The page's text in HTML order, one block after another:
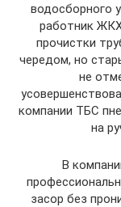
водосборного
работник
прочистки
чередом, но
не
компании ТБС
на
В
засор без